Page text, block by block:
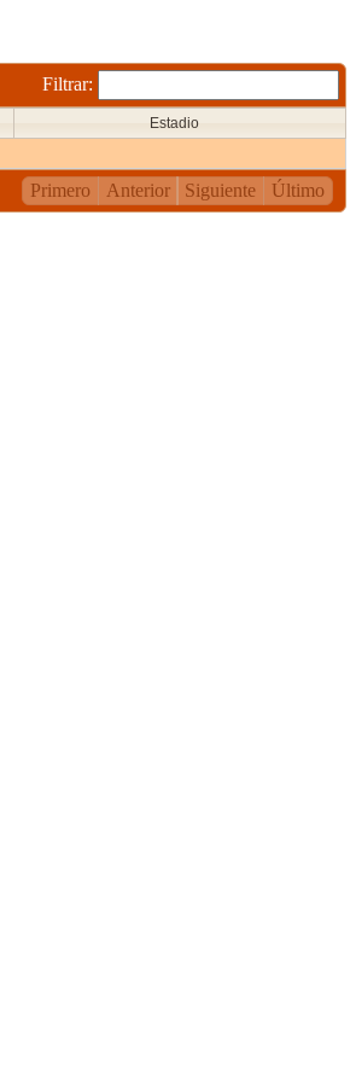
Filtrar:
Estadio
Primero Anterior Siguiente Último